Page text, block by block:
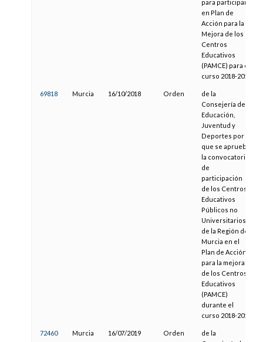
para participar
en Plan de
Acción para la
Mejora de los
Centros
Educativos
(PAMCE) para el
curso 2018-2019
69818 Murcia 16/10/2018 Orden
de la
Consejería de
Educación,
Juventud y
Deportes por la
que se aprueba
la convocatoria
de
participación
de los Centros
Educativos
Públicos no
Universitarios
de la Región de
Murcia en el
Plan de Acción
para la mejora
de los Centros
Educativos
(PAMCE)
durante el
curso 2018-2019
72460 Murcia 16/07/2019 Orden
de la